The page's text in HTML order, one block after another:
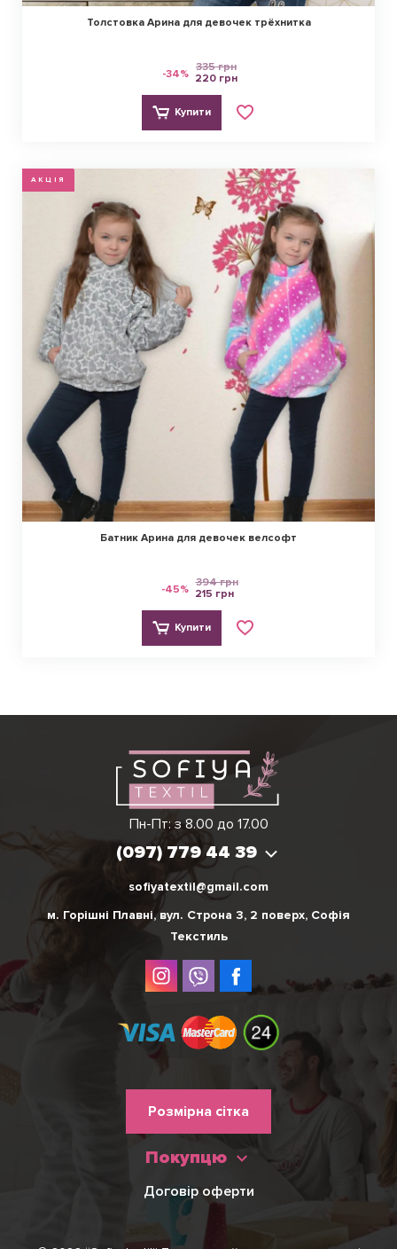
Толстовка Арина для девочек трёхнитка
-34% 335 грн
220 грн
Купити
АКЦІЯ
Батник Арина для девочек велсофт
-45% 394 грн
215 грн
Купити
Пн-Пт: з 8.00 до 17.00
(097) 779 44 39
Вікторія
(097) 779 44 39
sofiyatextil@gmail.com
м. Горішні Плавні, вул. Строна 3, 2 поверх, Софія
Текстиль
колонтитулу
Розмірна сітка
Покупцю
Договір оферти